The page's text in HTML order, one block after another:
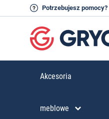
Potrzebujesz pomocy?
Akcesoria
meblowe